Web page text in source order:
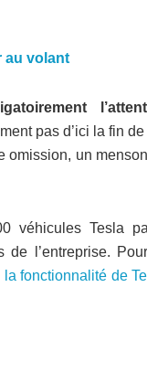
au volant
pas d’ici la fin de
omission, un
véhicules Tesla
l’entreprise.
la fonctionnalité de